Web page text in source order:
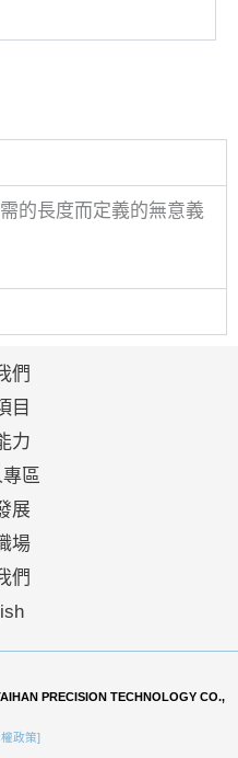
的長度而定義的無意義
們
目
力
區
展
場
們
PRECISION TECHNOLOGY CO.,
政策]